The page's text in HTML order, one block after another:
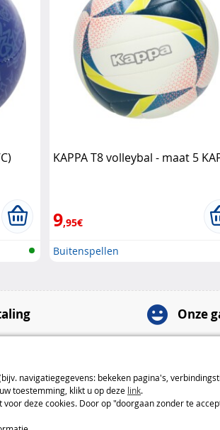
navigatiegegevens: bekeken pagina's,
toestemming, klikt u op deze link.
deze cookies. Door op "doorgaan zonder te
KAPPA T8 volleybal - maat 5
9,95€
Buitenspellen
Onze
Over ons
Juridische